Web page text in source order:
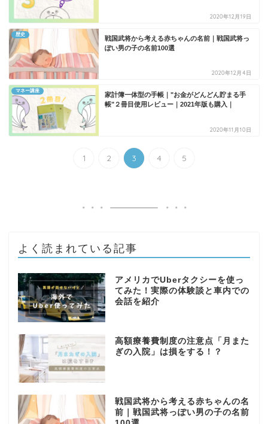
2020年12月19日
歴史
戦国武将から考える赤ちゃんの名前｜戦国武将っ
ぽい男の子の名前100選
2020年12月4日
マネー講座
家計簿一体型の手帳｜"お金がどんどん貯まる手
帳"２冊目使用レビュー｜2021年版も購入｜
2020年11月10日
1 2 3 4 5
よく読まれている記事
アメリカでUberタクシーを使っ
てみた！実際の体験談と車内での
会話を紹介
高額療養費制度の注意点「月また
ぎの入院」は損をする！？
戦国武将から考える赤ちゃんの名
前｜戦国武将っぽい男の子の名前